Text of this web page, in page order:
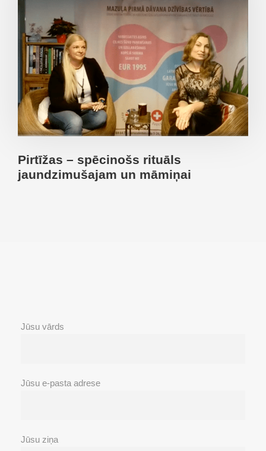
Pirtīžas – spēcinošs rituāls
jaundzimušajam un māmiņai
Jūsu vārds
Jūsu e-pasta adrese
Jūsu ziņa